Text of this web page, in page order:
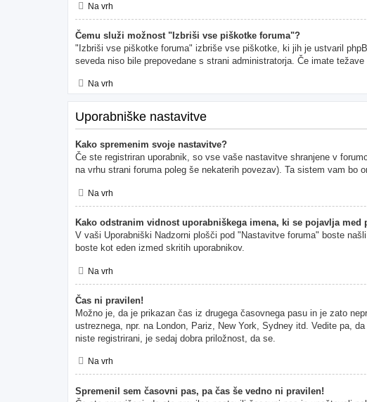
Na vrh
Čemu služi možnost "Izbriši vse piškotke foruma"?
"Izbriši vse piškotke foruma" izbriše vse piškotke, ki jih je ustvaril
seveda niso bile prepovedane s strani administratorja. Če imate
Na vrh
Uporabniške nastavitve
Kako spremenim svoje nastavitve?
Če ste registriran uporabnik, so vse vaše nastavitve shranjene v
na vrhu strani foruma poleg še nekaterih povezav). Ta sistem vam bo
Na vrh
Kako odstranim vidnost uporabniškega imena, ki se pojavlja
V vaši Uporabniški Nadzorni plošči pod "Nastavitve foruma" boste
boste kot eden izmed skritih uporabnikov.
Na vrh
Čas ni pravilen!
Možno je, da je prikazan čas iz drugega časovnega pasu in je zato
ustreznega, npr. na London, Pariz, New York, Sydney itd. Vedite pa,
niste registrirani, je sedaj dobra priložnost, da se.
Na vrh
Spremenil sem časovni pas, pa čas še vedno ni pravilen!